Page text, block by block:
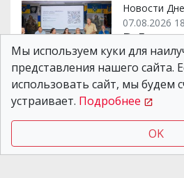
Новости
07.08.2026
В
станет
Новости
Мы используем куки для
представления нашего сайта.
использовать сайт, мы будем
устраивает. Подробнее
OK